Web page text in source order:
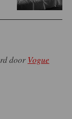
door Vogue